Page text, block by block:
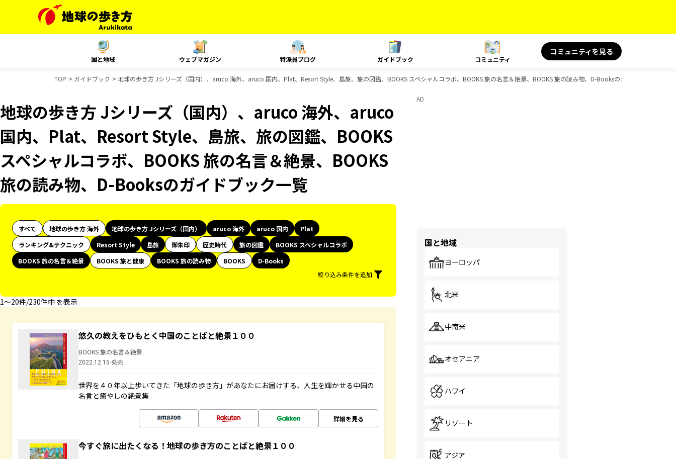
国と地域 ウェブマガジン 特派員ブログ ガイドブック コミュニティ
コミュニティを見る
TOP ガイドブック 地球の歩き方 Jシリーズ（国内）、aruco 海外、aruco 国内、Plat、Resort Style、島旅、旅の図鑑、BOOKS スペシャルコラボ、BOOKS 旅の名言＆絶景、BOOKS 旅の読み物、D-Booksのガイドブック一覧
地球の歩き方 Jシリーズ（国内）、aruco 海外、aruco
国内、Plat、Resort Style、島旅、旅の図鑑、BOOKS
スペシャルコラボ、BOOKS 旅の名言＆絶景、BOOKS
旅の読み物、D-Booksのガイドブック一覧
すべて 地球の歩き方 海外 地球の歩き方 Jシリーズ（国内） aruco 海外 aruco 国内
Plat
ランキング&テクニック
Resort Style 島旅 御朱印 歴史時代 旅の図鑑
BOOKS スペシャルコラボ
BOOKS 旅の名言＆絶景
BOOKS 旅と健康 BOOKS 旅の読み物 BOOKS
D-Books
絞り込み条件を追加
1〜20件/230件中 を表示
悠久の教えをひもとく中国のことばと絶景１００
BOOKS 旅の名言＆絶景
2022.12.15 発売
世界を４０年以上歩いてきた「地球の歩き方」があなたにお届けする、人生を輝かせる中国の
名言と癒やしの絶景集
詳細を見る
今すぐ旅に出たくなる！地球の歩き方のことばと絶景１００
AD
国と地域
ヨーロッパ
北米
中南米
オセアニア
ハワイ
リゾート
アジア